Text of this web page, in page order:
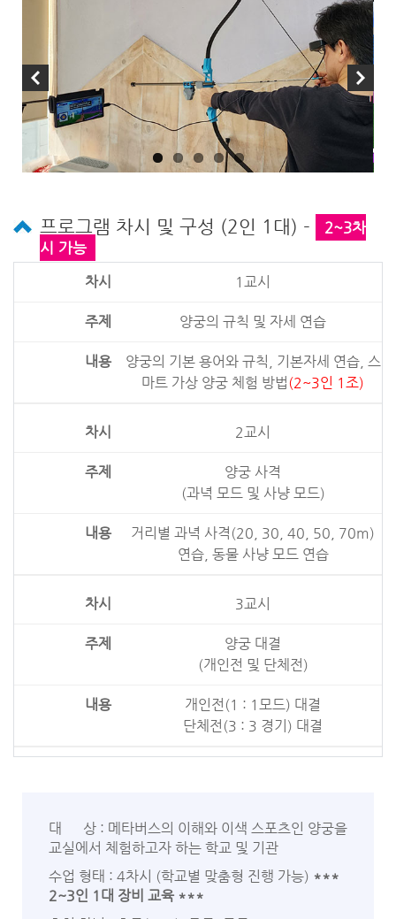
프로그램 차시 및 구성 (2인 1대) -
2~3차
시 가능
1교시
양궁의 규칙 및 자세 연습
양궁의 기본 용어와 규칙, 기본자세 연습, 스
마트 가상 양궁 체험 방법(2~3인 1조)
2교시
양궁 사격
(과녁 모드 및 사냥 모드)
거리별 과녁 사격(20, 30, 40, 50, 70m)
연습, 동물 사냥 모드 연습
3교시
양궁 대결
(개인전 및 단체전)
개인전(1 : 1모드) 대결
단체전(3 : 3 경기) 대결
대 상 : 메타버스의 이해와 이색 스포츠인 양궁을
교실에서 체험하고자 하는 학교 및 기관
수업 형태 : 4차시 (학교별 맞춤형 진행 가능) ***
2~3인 1대 장비 교육 ***